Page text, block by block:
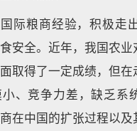
际粮商经验，积极走
安全。近年，我国农
取得了一定成绩，但
、竞争力差，缺乏系
在中国的扩张过程以